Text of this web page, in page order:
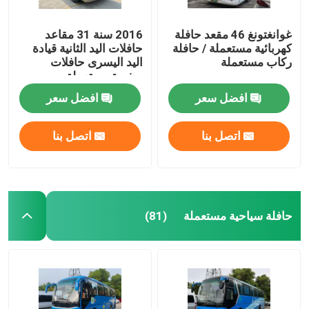
الحافلات التجارية المستعملة
حافلة كهربائية مستعملة
حافلة صغيرة مستعملة
حافلة فاخرة مستعملة
غوانغتونغ 46 مقعد حافلة
كهربائية مستعملة / حافلة
ركاب مستعملة
افضل سعر
اتصل بنا
2016 سنة 31 مقاعد
حافلات اليد الثانية قيادة
اليد اليسرى حافلات
صغيرة مستعملة
افضل سعر
اتصل بنا
حافلة سياحية مستعملة (81)